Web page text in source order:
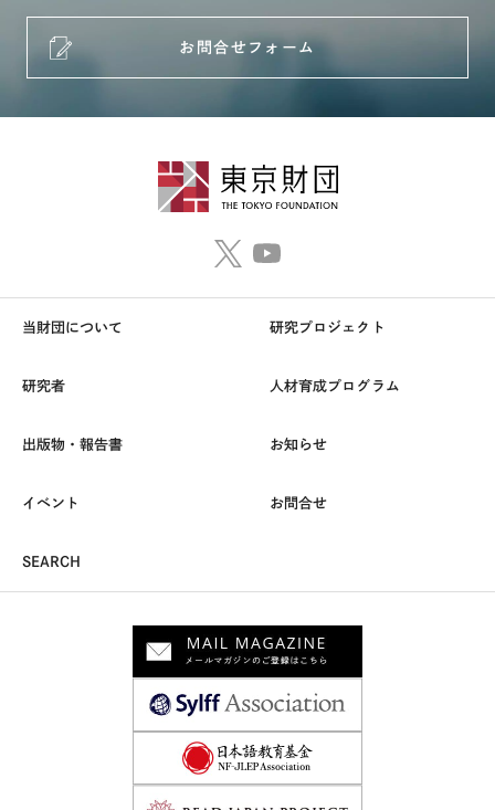
お問合せフォーム
当財団について 研究プロジェクト
研究者 人材育成プログラム
出版物・報告書 お知らせ
イベント お問合せ
SEARCH